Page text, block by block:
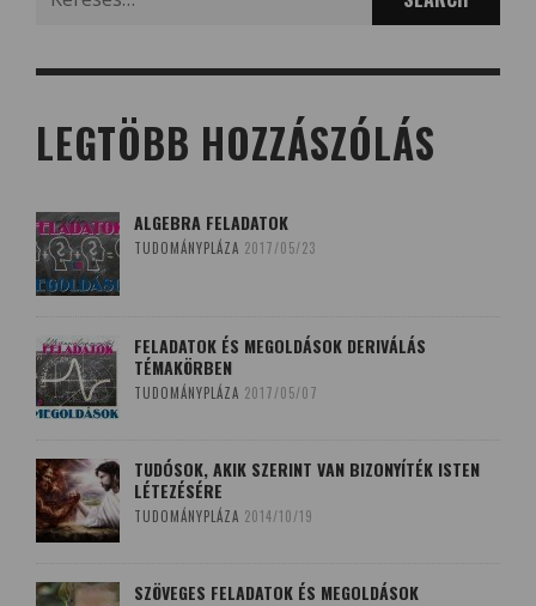
for:
LEGTÖBB HOZZÁSZÓLÁS
ALGEBRA FELADATOK
TUDOMÁNYPLÁZA 2017/05/23
FELADATOK ÉS MEGOLDÁSOK DERIVÁLÁS
TÉMAKÖRBEN
TUDOMÁNYPLÁZA 2017/05/07
TUDÓSOK, AKIK SZERINT VAN BIZONYÍTÉK ISTEN
LÉTEZÉSÉRE
TUDOMÁNYPLÁZA 2014/10/19
SZÖVEGES FELADATOK ÉS MEGOLDÁSOK